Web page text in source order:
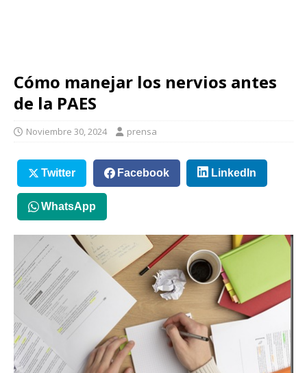
Cómo manejar los nervios antes
de la PAES
Noviembre 30, 2024 prensa
Twitter Facebook LinkedIn
WhatsApp